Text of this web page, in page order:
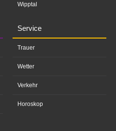
Wipptal
Service
Trauer
Wetter
Verkehr
Horoskop